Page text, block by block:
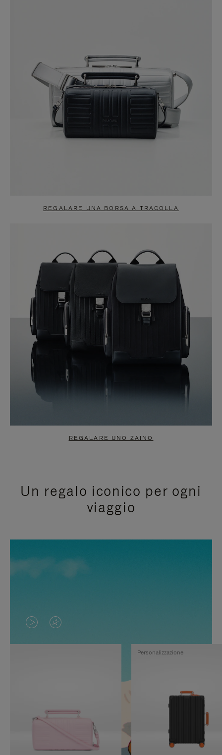
REGALARE UNA BORSA A TRACOLLA
REGALARE UNO ZAINO
Un regalo iconico per ogni
viaggio
IL
VIDEO
PAUSA,
PREMERE
IL
VIDEO
SILENZIATO,
ATTIVARE
Personalizzazione